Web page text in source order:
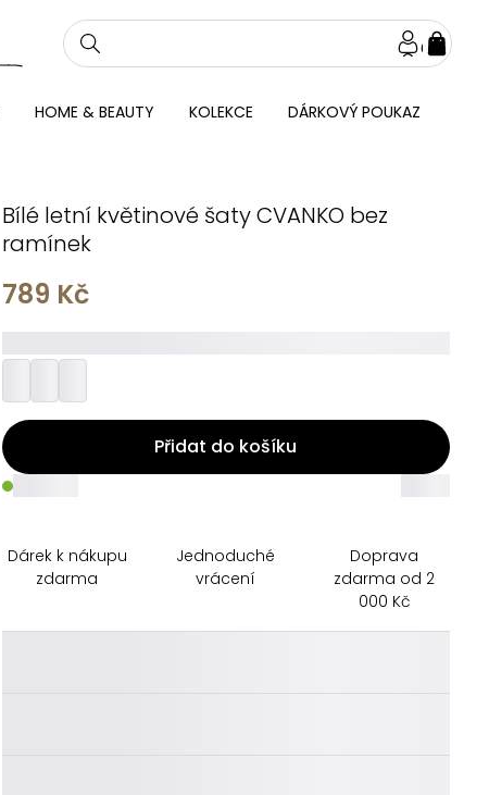
HOME & BEAUTY KOLEKCE DÁRKOVÝ POUKAZ
Bílé letní květinové šaty CVANKO bez
ramínek
789 Kč
Přidat do košíku
_____
Dárek k nákupu
zdarma
Jednoduché
vrácení
Doprava
zdarma od 2
000 Kč